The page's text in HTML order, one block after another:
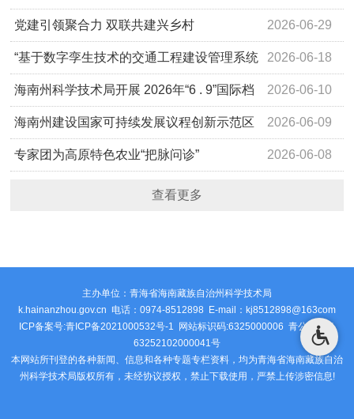
料开发取得新进展 2026-06-29
党建引领聚合力 双联共建兴乡村
2026-06-18
“基于数字孪生技术的交通工程建设管理系统
开发与应用”取得新进展 2026-06-10
海南州科学技术局开展 2026年“6 . 9”国际档
案日系列宣传活动 2026-06-09
海南州建设国家可持续发展议程创新示范区
工作专班会议召开 2026-06-08
专家团为高原特色农业“把脉问诊”
查看更多
主办单位：青海省海南藏族自治州科学技术局
k.hainanzhou.gov.cn 电话：0974-8512898 E-mail：kj8512898@163com
ICP备案号:青ICP备2021000532号-1 网站标识码:6325000006 青公安网备
63252102000041号
本网站所刊登的各种新闻、信息和各种专题专栏资料，均为青海省海南藏族自治
州科学技术局版权所有，未经协议授权，禁止下载使用，严禁上传涉密信息!